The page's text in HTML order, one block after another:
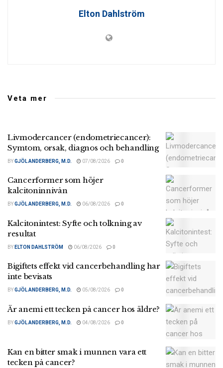
Elton Dahlström
Veta mer
Livmodercancer (endometriecancer):
Symtom, orsak, diagnos och behandling
BYGJÖL ANDERBERG, M.D. 07/08/2026 0
Cancerformer som höjer
kalcitoninnivån
BYGJÖL ANDERBERG, M.D. 06/08/2026 0
Kalcitonintest: Syfte och tolkning av
resultat
BY ELTON DAHLSTRÖM 06/08/2026 0
Bigiftets effekt vid cancerbehandling har
inte bevisats
BYGJÖL ANDERBERG, M.D. 05/08/2026 0
Är anemi ett tecken på cancer hos äldre?
BYGJÖL ANDERBERG, M.D. 04/08/2026 0
Kan en bitter smak i munnen vara ett
tecken på cancer?